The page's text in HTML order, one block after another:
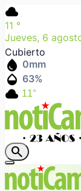
cloud
11 °
Jueves, 6
Cubierto
water_drop 0mm
humidity_mid 63%
cloud 11°
search